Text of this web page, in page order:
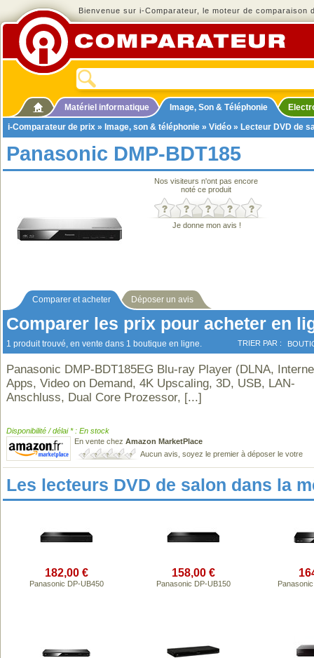
Bienvenue sur i-Comparateur, le moteur de comparaison
Matériel informatique Image, Son & Téléphonie
i-Comparateur de prix » Image, son & téléphonie » Vidéo » Lecteur DVD de
Panasonic DMP-BDT185
Nos visiteurs n'ont pas encore
noté ce produit
Je donne mon avis !
Comparer et acheter Déposer un avis
Comparer les prix pour acheter en
1 produit trouvé, en vente dans 1 boutique en ligne. TRIER PAR :
Panasonic DMP-BDT185EG Blu-ray Player (DLNA,
Apps, Video on Demand, 4K Upscaling, 3D, USB, LAN-
Anschluss, Dual Core Prozessor, [...]
Disponibilité / délai * : En stock
En vente chez Amazon MarketPlace
Aucun avis, soyez le premier à déposer le votre
Les lecteurs DVD de salon dans la
182,00 €
Panasonic DP-UB450
158,00 €
Panasonic DP-UB150